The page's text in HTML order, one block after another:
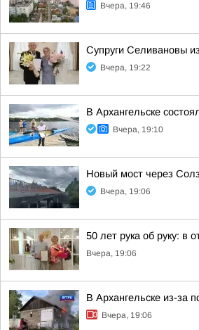
Вчера, 19:46
Супруги Селивановы
Вчера, 19:22
В Архангельске
Вчера, 19:10
Новый мост через
Вчера, 19:06
50 лет рука об руку: в
Вчера, 19:06
В Архангельске из-за
Вчера, 19:06